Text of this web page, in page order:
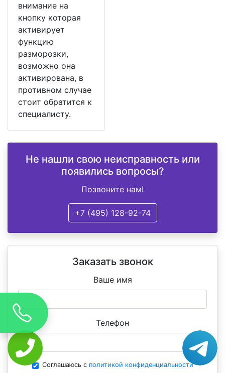
внимание на
кнопку которая
активирует
функцию
разморозки,
возможно она
активирована, в
противном случае
стоит обратится к
специалисту.
Не нашли свою неисправность или
появились вопросы?
Позвоните нам!
+7 (495) 128-92-74
Заказать звонок
Ваше имя
Телефон
Соглашаюсь с политикой конфиденциальности